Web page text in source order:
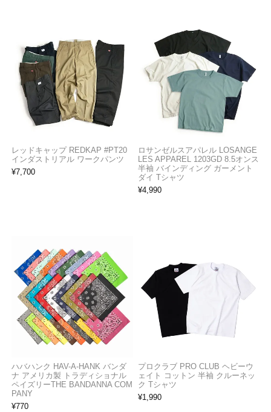
レッドキャップ REDKAP #PT20
インダストリアル ワークパンツ
¥7,700
ロサンゼルスアパレル LOSANGE
LES APPAREL 1203GD 8.5オンス
半袖 バインディング ガーメント
ダイ Tシャツ
¥4,990
ハバハンク HAV-A-HANK バンダ
ナ アメリカ製 トラディショナル
ペイズリーTHE BANDANNA COM
PANY
¥770
プロクラブ PRO CLUB ヘビーウ
ェイト コットン 半袖 クルーネッ
ク Tシャツ
¥1,990